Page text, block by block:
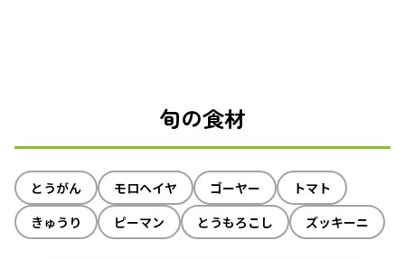
旬の食材
とうがん モロヘイヤ ゴーヤー
トマト
きゅうり
ピーマン とうもろこし ズッキーニ